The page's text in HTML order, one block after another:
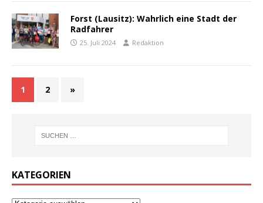
Forst (Lausitz): Wahrlich eine Stadt der
Radfahrer
25. Juli 2024 Redaktion
1 2 »
KATEGORIEN